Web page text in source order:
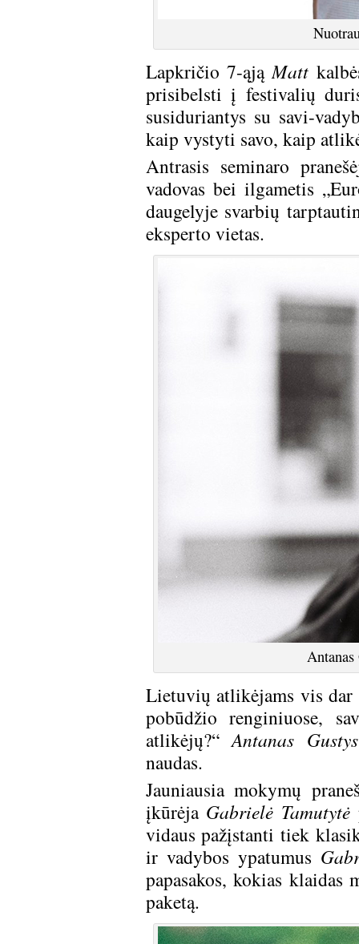
Lapkričio 7-ąjąMatt
prisibelsti į festivalių
susiduriantys su savi-
kaip vystyti savo, kaip
Antrasis seminaro
vadovas bei ilgametis
daugelyje svarbių
eksperto vietas.
Lietuvių atlikėjams vis
pobūdžio renginiuose,
atlikėjų?“Antanas Gustys
naudas.
Jauniausia mokymų
įkūrėja Gabrielė Tamutytė
vidaus pažįstanti tiek
ir vadybos ypatumus
papasakos, kokias
paketą.